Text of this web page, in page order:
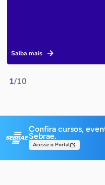
1/10
Saiba mais
Confira cursos,
Sebrae.
Acesse o Portal